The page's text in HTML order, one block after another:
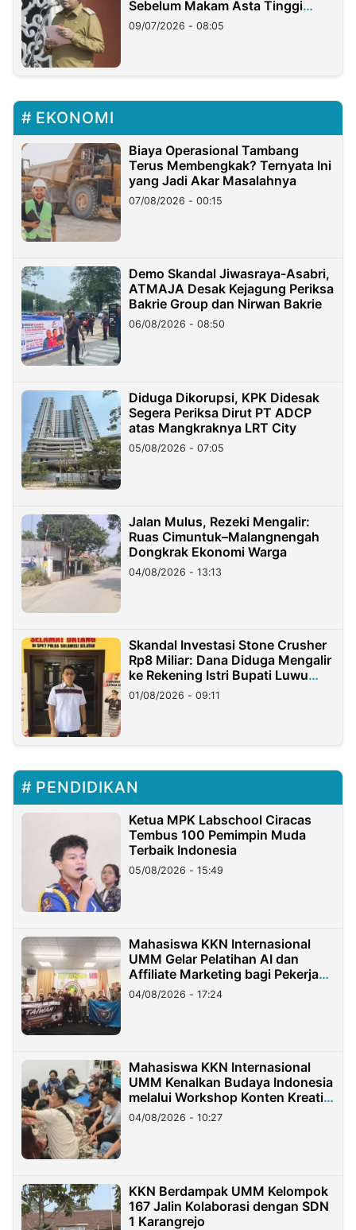
Sebelum Makam Asta Tinggi
Longsor
09/07/2026 - 08:05
EKONOMI
Biaya Operasional Tambang
Terus Membengkak? Ternyata Ini
yang Jadi Akar Masalahnya
07/08/2026 - 00:15
Demo Skandal Jiwasraya-Asabri,
ATMAJA Desak Kejagung Periksa
Bakrie Group dan Nirwan Bakrie
06/08/2026 - 08:50
Diduga Dikorupsi, KPK Didesak
Segera Periksa Dirut PT ADCP
atas Mangkraknya LRT City
05/08/2026 - 07:05
Jalan Mulus, Rezeki Mengalir:
Ruas Cimuntuk–Malangnengah
Dongkrak Ekonomi Warga
04/08/2026 - 13:13
Skandal Investasi Stone Crusher
Rp8 Miliar: Dana Diduga Mengalir
ke Rekening Istri Bupati Luwu
Timur
01/08/2026 - 09:11
PENDIDIKAN
Ketua MPK Labschool Ciracas
Tembus 100 Pemimpin Muda
Terbaik Indonesia
05/08/2026 - 15:49
Mahasiswa KKN Internasional
UMM Gelar Pelatihan AI dan
Affiliate Marketing bagi Pekerja
Migran Indonesia di Taiwan
04/08/2026 - 17:24
Mahasiswa KKN Internasional
UMM Kenalkan Budaya Indonesia
melalui Workshop Konten Kreatif
di Taiwan
04/08/2026 - 10:27
KKN Berdampak UMM Kelompok
167 Jalin Kolaborasi dengan SDN
1 Karangrejo